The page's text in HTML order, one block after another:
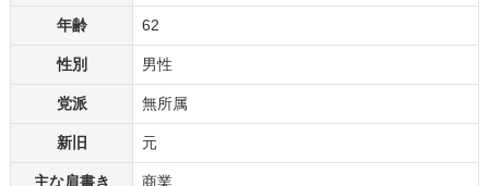
年齢 62
性別 男性
党派 無所属
新旧 元
主な肩書き 商業